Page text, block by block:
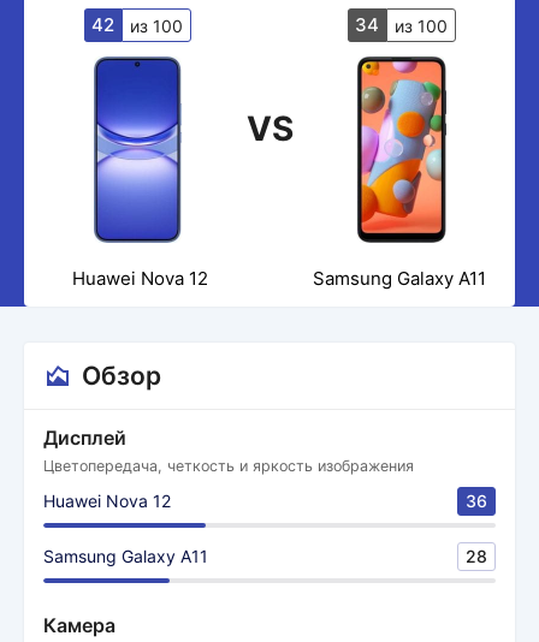
42 из 100
VS
34 из 100
Huawei Nova 12 Samsung Galaxy A11
Обзор
Дисплей
Цветопередача, четкость и яркость изображения
Huawei Nova 12 36
Samsung Galaxy A11 28
Камера